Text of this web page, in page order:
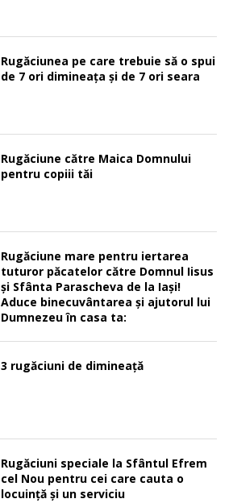
Rugăciunea pe care trebuie să o spui
de 7 ori dimineața și de 7 ori seara
Rugăciune către Maica Domnului
pentru copiii tăi
Rugăciune mare pentru iertarea
tuturor păcatelor către Domnul Iisus
şi Sfânta Parascheva de la Iaşi!
Aduce binecuvântarea şi ajutorul lui
Dumnezeu în casa ta:
3 rugăciuni de dimineață
Rugăciuni speciale la Sfântul Efrem
cel Nou pentru cei care cauta o
locuinţă şi un serviciu